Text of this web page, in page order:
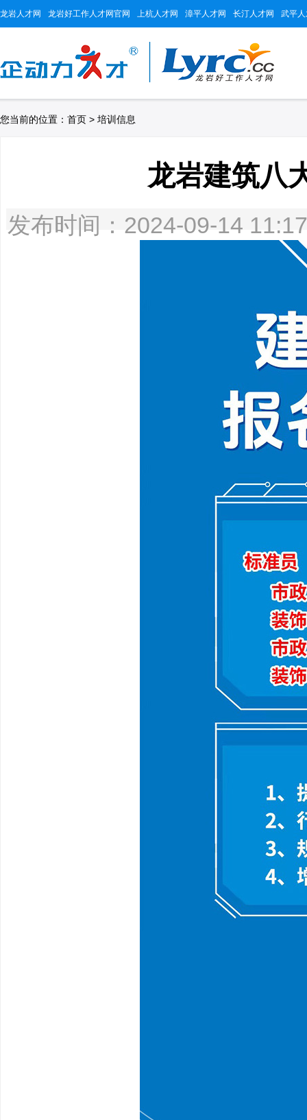
龙岩人才网 龙岩好工作人才网官网 上杭人才网 漳平人才网 长汀人才网 武平
您当前的位置： 首页 > 培训信息
龙岩建筑八
发布时间：2024-09-14